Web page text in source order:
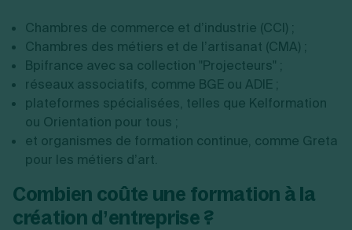
Chambres de commerce et d’industrie (CCI) ;
Chambres des métiers et de l’artisanat (CMA) ;
Bpifrance avec sa collection "Projecteurs" ;
réseaux associatifs, comme BGE ou ADIE ;
plateformes spécialisées, telles que Kelformation
ou Orientation pour tous ;
et organismes de formation continue, comme Greta
pour les métiers d’art.
Combien coûte une formation à la
création d’entreprise ?